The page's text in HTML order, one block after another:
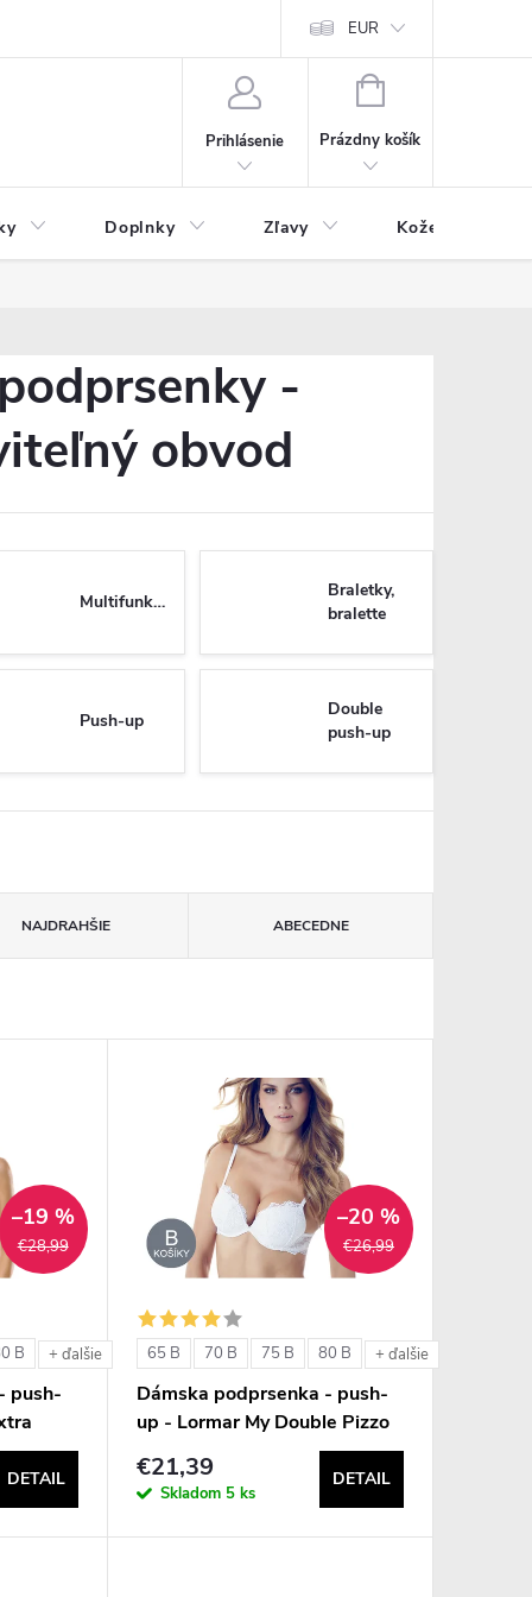
EUR
Prihlásenie
NÁKUPNÝ
Prázdny košík
Doplnky Zľavy Kožený tovar
-
obvod
Multifunkčné
Braletky,
bralette
Push-up
Double
push-up
NAJDRAHŠIE ABECEDNE
€28,99
–19 %
B + ďalšie
push-
DETAIL
€26,99
–20 %
65 B 70 B 75 B 80 B + ďalšie
Dámska podprsenka - push-
up - Lormar My Double Pizzo
€21,39
Skladom 5 ks
DETAIL